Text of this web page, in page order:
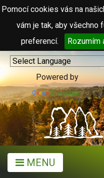
Pomocí cookies vás na
vám je tak, aby všechno
preferencí.
Rozumím
Powered by
Translate
MENU